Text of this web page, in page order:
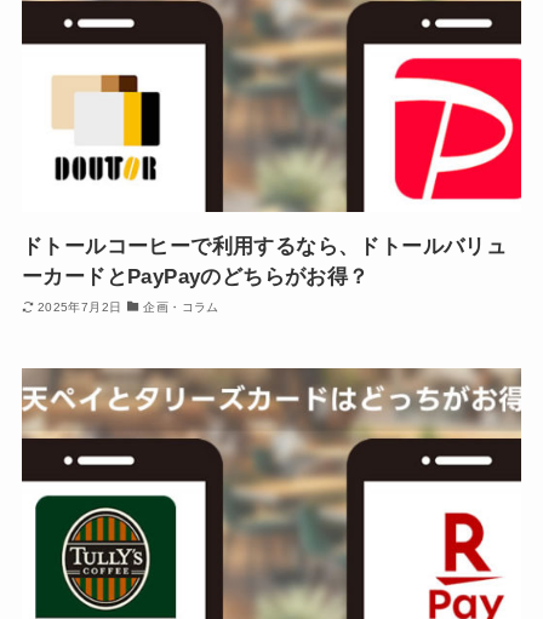
ドトールコーヒーで利用するなら、ドトールバリュ
ーカードとPayPayのどちらがお得？
2025年7月2日 企画・コラム